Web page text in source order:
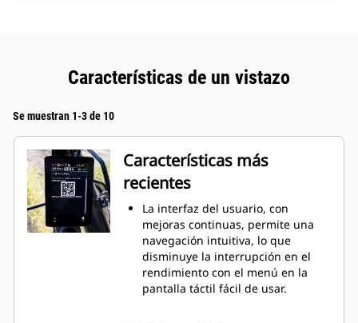
Características de un vistazo
Se muestran 1-3 de 10
Características más
recientes
La interfaz del usuario, con
mejoras continuas, permite una
navegación intuitiva, lo que
disminuye la interrupción en el
rendimiento con el menú en la
pantalla táctil fácil de usar.